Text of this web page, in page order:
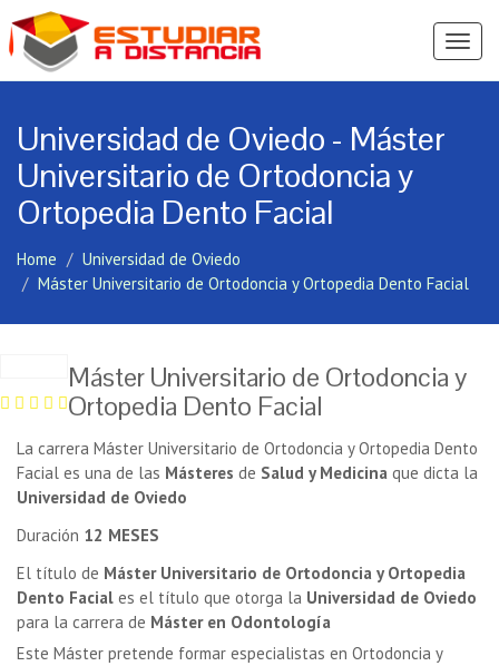
Ver
Universidad de Oviedo - Máster
Universitario de Ortodoncia y
Ortopedia Dento Facial
Home
Universidad de Oviedo
Máster Universitario de Ortodoncia y Ortopedia Dento Facial
Máster Universitario de Ortodoncia y
Ortopedia Dento Facial
La carrera Máster Universitario de Ortodoncia y Ortopedia Dento
Facial es una de las Másteres de Salud y Medicina que dicta la
Universidad de Oviedo
Duración 12 MESES
El título de Máster Universitario de Ortodoncia y Ortopedia
Dento Facial es el título que otorga la Universidad de Oviedo
para la carrera de Máster en Odontología
Este Máster pretende formar especialistas en Ortodoncia y